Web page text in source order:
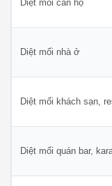
Diệt mối căn hộ
Diệt mối nhà ở
Diệt mối khách sạn,
Diệt mối quán bar,